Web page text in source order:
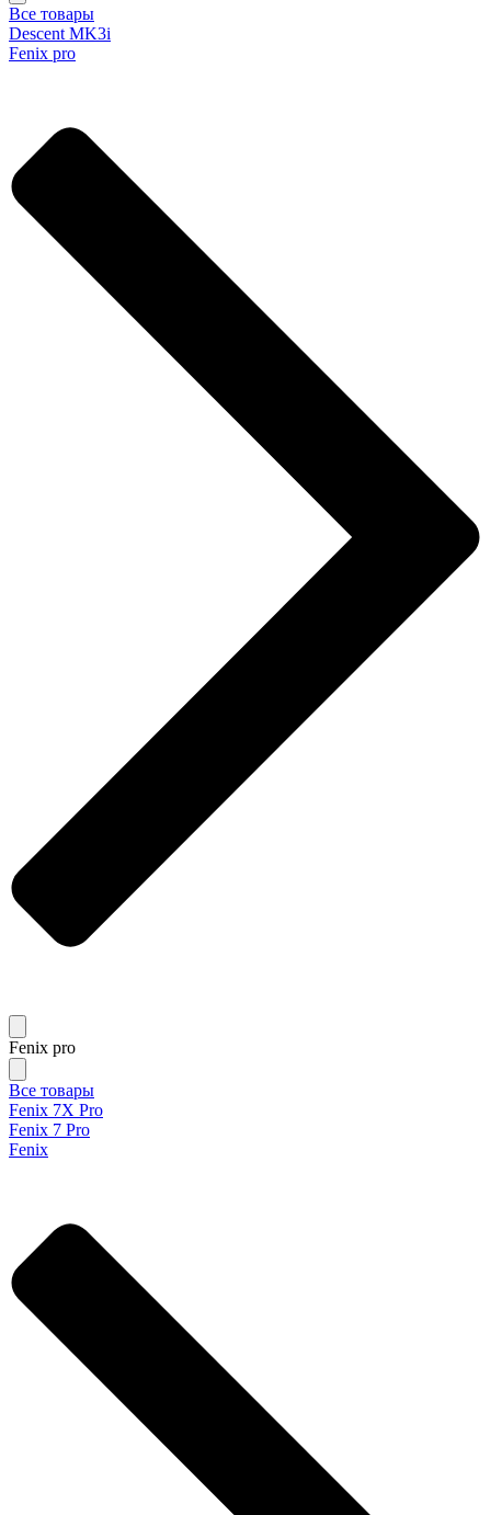
Все товары
Descent MK3i
Fenix pro
Fenix pro
Все товары
Fenix 7X Pro
Fenix 7 Pro
Fenix